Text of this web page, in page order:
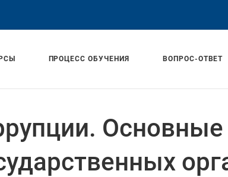
ПРОЦЕСС ОБУЧЕНИЯ ВОПРОС-ОТВЕТ
Основные